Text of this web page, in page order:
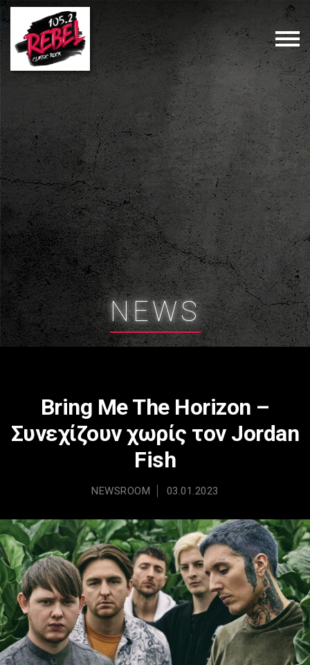
NEWS
Bring Me The Horizon –
Συνεχίζουν χωρίς τον Jordan
Fish
NEWSROOM 03.01.2023